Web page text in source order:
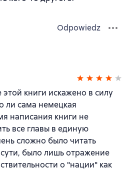
Odpowiedz
книги искажено в силу
ли сама немецкая
написания книги не
все главы в единую
сложно было читать
было лишь отражение
о "нации" как